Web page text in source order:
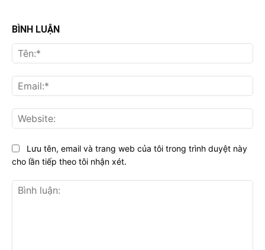
BÌNH LUẬN
Lưu tên, email và trang web của tôi trong trình duyệt này
cho lần tiếp theo tôi nhận xét.